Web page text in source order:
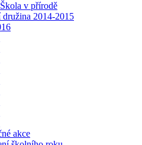
Škola v přírodě
družina 2014-2015
akce